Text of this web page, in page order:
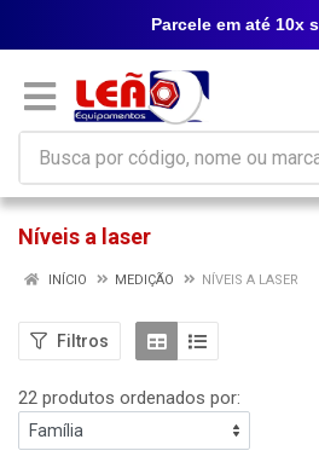
Parcele em até 10x
Níveis a laser
INÍCIO MEDIÇÃO NÍVEIS A LASER
Filtros
22 produtos ordenados por: